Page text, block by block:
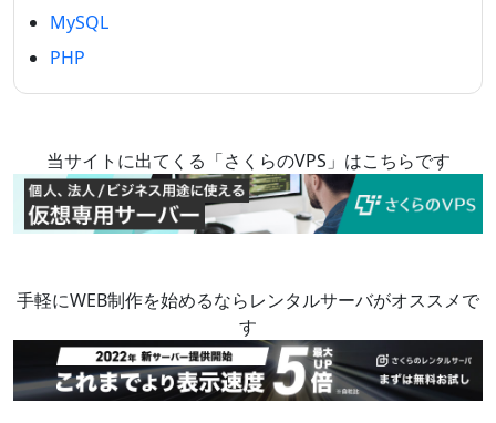
MySQL
PHP
当サイトに出てくる「さくらのVPS」はこちらです
手軽にWEB制作を始めるならレンタルサーバがオススメで
す